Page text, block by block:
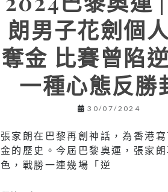
朗男子花劍個
奪金 比賽曾陷
一種心態反勝
30/07/2024
張家朗在巴黎再創神話，為香港
金的歷史。今屆巴黎奧運，張家
色，戰勝一連幾場「逆